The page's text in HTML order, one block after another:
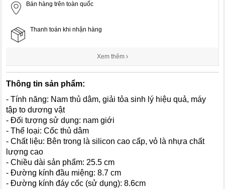
Bán hàng trên toàn quốc
Thanh toán khi nhận hàng
Xem thêm
Thông tin sản phẩm:
- Tính năng: Nam thủ dâm, giải tỏa sinh lý hiệu quả, máy
tập to dương vật
- Đối tượng sử dụng: nam giới
- Thể loại: Cốc thủ dâm
- Chất liệu: Bên trong là silicon cao cấp, vỏ là nhựa chất
lượng cao
- Chiều dài sản phẩm: 25.5 cm
- Đường kính đầu miệng: 8.7 cm
- Đường kính đáy cốc (sử dụng): 8.6cm